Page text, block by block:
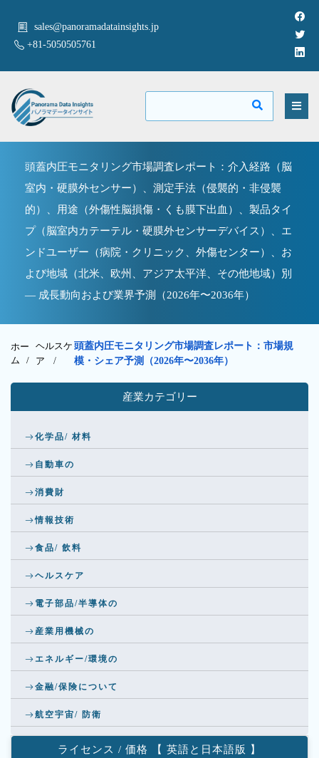
sales@panoramadatainsights.jp
+81-5050505761
頭蓋内圧モニタリング市場調査レポート：介入経路（脳
室内・硬膜外センサー）、測定手法（侵襲的・非侵襲
的）、用途（外傷性脳損傷・くも膜下出血）、製品タイ
プ（脳室内カテーテル・硬膜外センサーデバイス）、エ
ンドユーザー（病院・クリニック、外傷センター）、お
よび地域（北米、欧州、アジア太平洋、その他地域）別
— 成長動向および業界予測（2026年〜2036年）
ホー
ム /
ヘルスケ
ア /
頭蓋内圧モニタリング市場調査レポート：市場規
模・シェア予測（2026年〜2036年）
産業カテゴリー
化学品/ 材料
自動車の
消費財
情報技術
食品/ 飲料
ヘルスケア
電子部品/半導体の
産業用機械の
エネルギー/環境の
金融/保険について
航空宇宙/ 防衛
ライセンス / 価格 【 英語と日本語版 】